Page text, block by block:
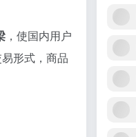
，使国内用户
形式，商品